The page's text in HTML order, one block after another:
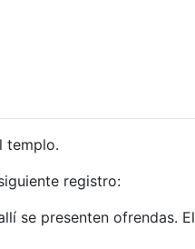
templo.
registro:
se presenten ofrendas. El